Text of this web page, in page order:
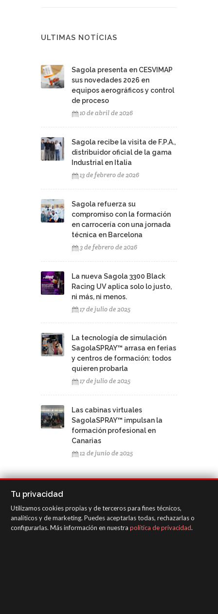
ULTIMAS NOTÍCIAS
Sagola presenta en CESVIMAP
sus novedades 2026 en
equipos aerográficos y control
de proceso
10 de abril de 2026
Sagola recibe la visita de F.P.A.,
distribuidor oficial de la gama
Industrial en Italia
13 de febrero de 2026
Sagola refuerza su
compromiso con la formación
en carrocería con una jornada
técnica en Barcelona
3 de febrero de 2026
La nueva Sagola 3300 Black
Racing UV aplica solo lo justo,
ni más, ni menos.
17 de julio de 2025
La tecnología de simulación
SagolaSPRAY™ arrasa en ferias
y centros de formación: todos
quieren probarla
17 de julio de 2025
Las cabinas virtuales
SagolaSPRAY™ impulsan la
formación profesional en
Canarias
12 de junio de 2025
NUBE DE TAGS
Tu privacidad
Utilizamos cookies propias y de terceros para fines técnicos,
analíticos y de marketing. Puedes aceptarlas todas, rechazarlas o
configurarlas. Más información en nuestra política de privacidad.